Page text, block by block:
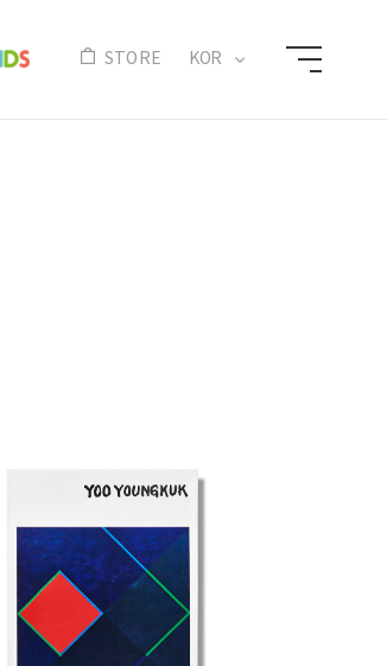
STORE KOR